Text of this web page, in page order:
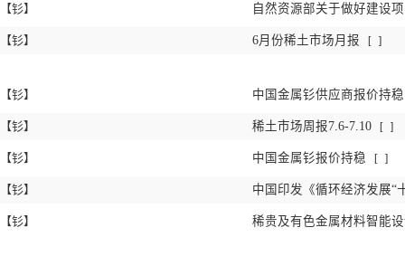
【钐】
【钐】
【钐】
【钐】
【钐】
【钐】
【钐】
自然资源部关于做好建设
6月份稀土市场月报 [ ]
中国金属钐供应商报价持
稀土市场周报7.6-7.10 [ ]
中国金属钐报价持稳 [ ]
中国印发《循环经济发展“
稀贵及有色金属材料智能